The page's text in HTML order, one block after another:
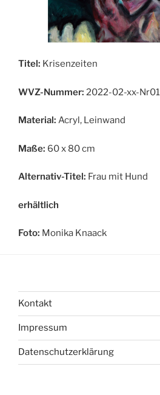
Titel: Krisenzeiten
WVZ-Nummer: 2022-02-xx-Nr01
Material: Acryl, Leinwand
Maße: 60 x 80 cm
Alternativ-Titel: Frau mit Hund
erhältlich
Foto: Monika Knaack
Kontakt
Impressum
Datenschutzerklärung